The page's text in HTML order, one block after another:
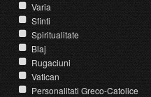
Varia
Sfinti
Spiritualitate
Blaj
Rugaciuni
Vatican
Personalitati Greco-Catolice